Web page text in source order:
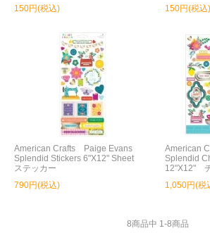
150円(税込)
150円(税込)
American Crafts Paige Evans
Splendid Stickers 6"X12" Sheet
ステッカー
790円(税込)
American
Splendid
12"X12"
1,050円(税
8商品中 1-8商品